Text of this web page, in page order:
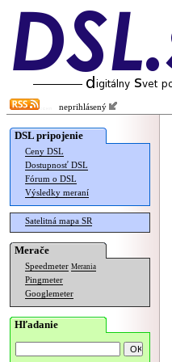
neprihlásený
DSL pripojenie
Ceny DSL
Dostupnosť DSL
Fórum o DSL
Výsledky meraní
Satelitná mapa SR
Merače
Speedmeter Merania
Pingmeter
Googlemeter
Hľadanie